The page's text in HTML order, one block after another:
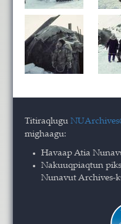
Titiraqlugu
mighaagu:
Havaap Atia
Nakuuqpiaqtun
Nunavut Archives-